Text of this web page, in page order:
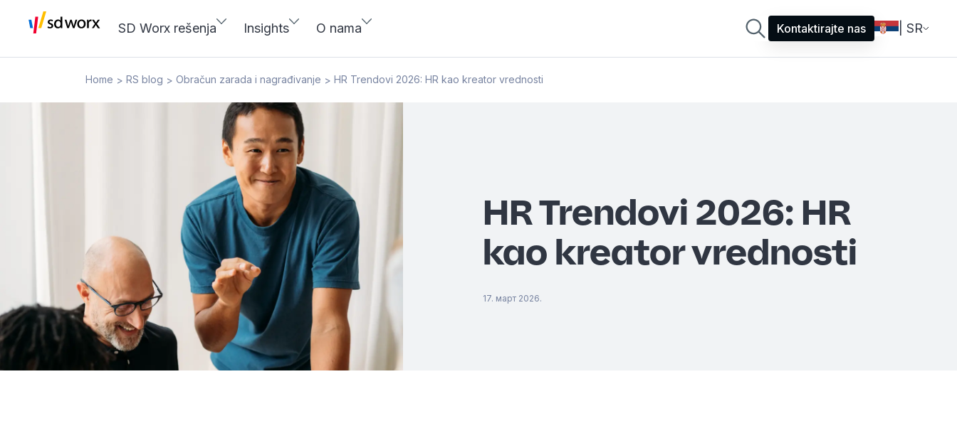
SD Worx rešenja Insights O nama Kontaktirajte nas | SR
Home > RS blog > Obračun zarada i nagrađivanje > HR Trendovi 2026: HR kao kreator vrednosti
HR Trendovi 2026: HR
kao kreator vrednosti
17. март 2026.